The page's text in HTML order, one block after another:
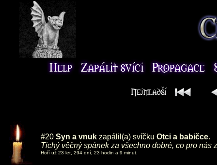
#20 Syn a vnuk zapálil(a) svíčku Otci a babičce.
Tichý věčný spánek za všechno dobré, co pro nás
Hoří už 23 let, 294 dní, 23 hodin a 9 minut.